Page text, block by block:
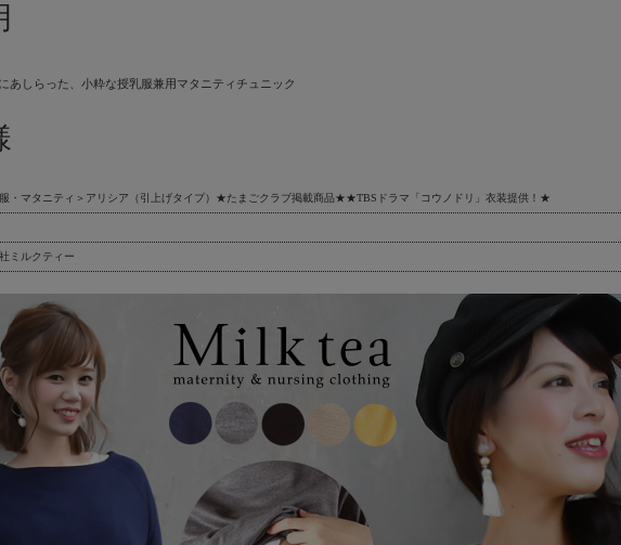
あしらった、小粋な授乳服兼用マタニティチュニック
服・マタニティ＞アリシア（引上げタイプ）★たまごクラブ掲載商品★★TBSドラマ「コウノドリ」衣装提供！★
ミルクティー